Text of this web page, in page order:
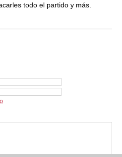
todo el partido y más.